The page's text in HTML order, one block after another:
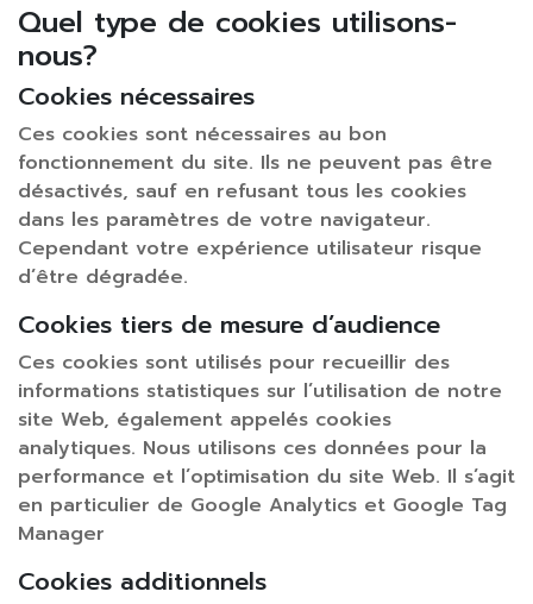
Quel type de cookies utilisons-
nous?
Cookies nécessaires
Ces cookies sont nécessaires au bon
fonctionnement du site. Ils ne peuvent pas être
désactivés, sauf en refusant tous les cookies
dans les paramètres de votre navigateur.
Cependant votre expérience utilisateur risque
d’être dégradée.
Cookies tiers de mesure d’audience
Ces cookies sont utilisés pour recueillir des
informations statistiques sur l’utilisation de notre
site Web, également appelés cookies
analytiques. Nous utilisons ces données pour la
performance et l’optimisation du site Web. Il s’agit
en particulier de Google Analytics et Google Tag
Manager
Cookies additionnels